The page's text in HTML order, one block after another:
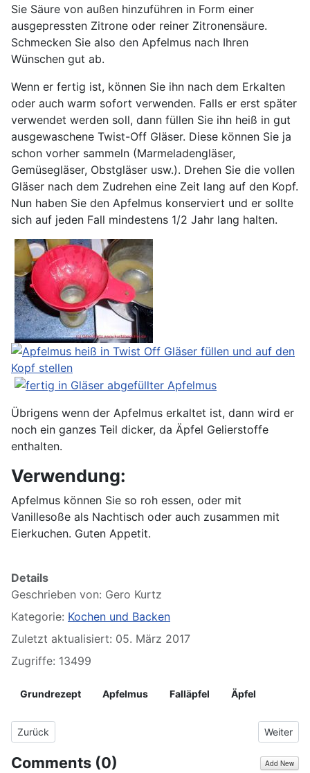
Sie Säure von außen hinzuführen in Form einer
ausgepressten Zitrone oder reiner Zitronensäure.
Schmecken Sie also den Apfelmus nach Ihren
Wünschen gut ab.
Wenn er fertig ist, können Sie ihn nach dem Erkalten
oder auch warm sofort verwenden. Falls er erst später
verwendet werden soll, dann füllen Sie ihn heiß in gut
ausgewaschene Twist-Off Gläser. Diese können Sie ja
schon vorher sammeln (Marmeladengläser,
Gemüsegläser, Obstgläser usw.). Drehen Sie die vollen
Gläser nach dem Zudrehen eine Zeit lang auf den Kopf.
Nun haben Sie den Apfelmus konserviert und er sollte
sich auf jeden Fall mindestens 1/2 Jahr lang halten.
Übrigens wenn der Apfelmus erkaltet ist, dann wird er
noch ein ganzes Teil dicker, da Äpfel Gelierstoffe
enthalten.
Verwendung:
Apfelmus können Sie so roh essen, oder mit
Vanillesoße als Nachtisch oder auch zusammen mit
Eierkuchen. Guten Appetit.
Details
Geschrieben von: Gero Kurtz
Kategorie: Kochen und Backen
Zuletzt aktualisiert: 05. März 2017
Zugriffe: 13499
Grundrezept Apfelmus Falläpfel Äpfel
Vorheriger Beitrag: Kaffee direkt in der Tasse oder Kanne
Zurück Nächster
Weiter
Comments (0) Add New